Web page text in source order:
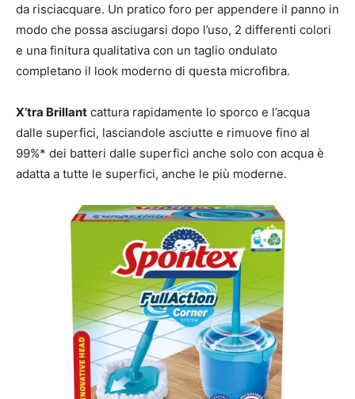
da risciacquare. Un pratico foro per appendere il panno in
modo che possa asciugarsi dopo l’uso, 2 differenti colori
e una finitura qualitativa con un taglio ondulato
completano il look moderno di questa microfibra.
X’tra Brillant cattura rapidamente lo sporco e l’acqua
dalle superfici, lasciandole asciutte e rimuove fino al
99%* dei batteri dalle superfici anche solo con acqua è
adatta a tutte le superfici, anche le più moderne.